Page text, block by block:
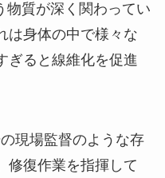
物質が深く関わってい
は身体の中で様々な
ぎると線維化を促進
現場監督のような存
修復作業を指揮して